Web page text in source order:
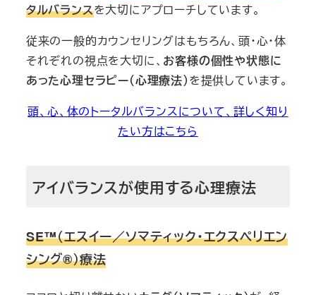
タルバランスを大切にアプローチしています。
従来の一般的カウンセリングはもちろん、頭・心・体
それぞれの視点を大切に、 お客様の個性や状態に
あった心理セラピー（心理療法）を提供しています。
頭、心、体のトータルバランスについて、詳しく知り
たい方はこちら
アイバランスが使用する心理療法
SE™（エスイー／ソマティック・エクスペリエン
シング®）療法